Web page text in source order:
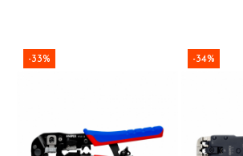
-33% -34%